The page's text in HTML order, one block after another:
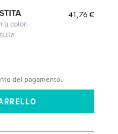
a colori
41,76 €
del pagamento.